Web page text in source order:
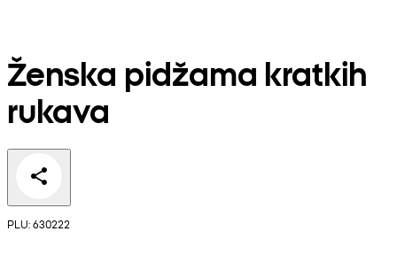
Ženska pidžama kratkih
rukava
PLU: 630222